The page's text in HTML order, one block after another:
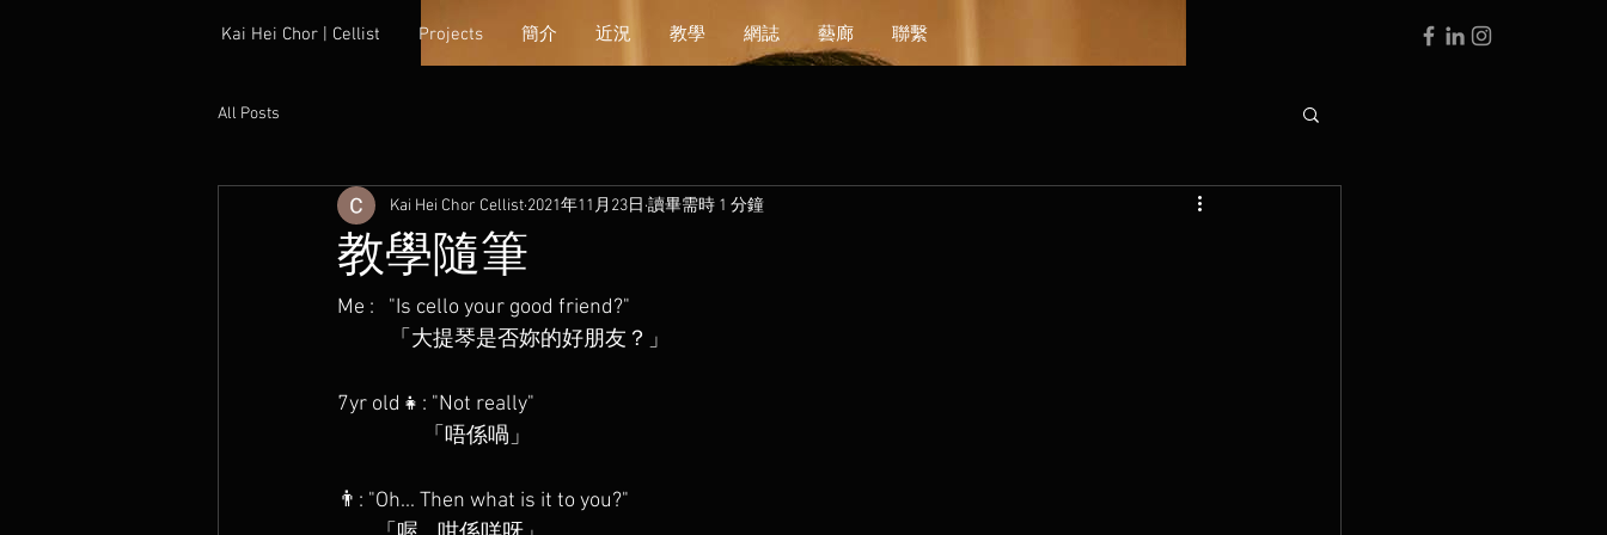
Kai Hei Chor | Cellist Projects 簡介 近況 教學 網誌 藝廊 聯繫
All Posts
教學隨筆
Kai Hei Chor Cellist 2021年11月23日 讀畢需時 1 分鐘
Me :   "Is cello your good friend?"⁣
           「大提琴是否妳的好朋友？」
7yr old👧: "Not really"
                  「唔係喎」
👨: "Oh... Then what is it to you?" ⁣